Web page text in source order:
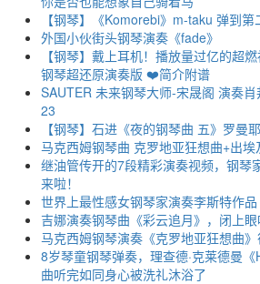
【钢琴】《Komorebi》m-taku 弹到第
外国小伙街头钢琴演奏《fade》
【钢琴】戴上耳机！播放量过亿的超
钢琴超还原演奏版 ❤️简介附谱
SAUTER 未来钢琴大师-宋晟阁 演奏
23
【钢琴】石进《夜的钢琴曲 五》罗曼
马克西姆钢琴曲 克罗地亚狂想曲+出埃
继油管传开的7段精彩演奏视频，钢琴
来啦！
世界上最性感女钢琴家演奏李斯特作品
吉娜演奏钢琴曲《彩云追月》，闭上
马克西姆钢琴演奏《克罗地亚狂想曲》
8岁琴童钢琴弹奏，理查德·克莱德曼
曲听完如同身心被洗礼沐浴了